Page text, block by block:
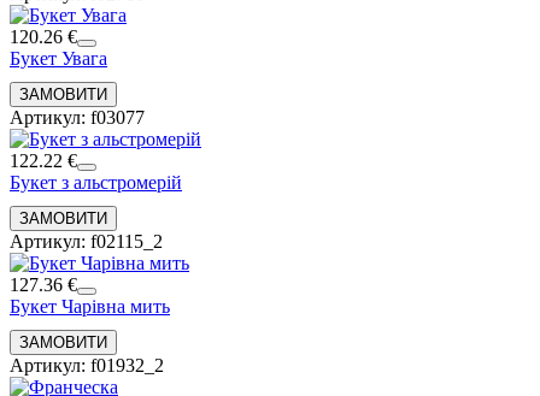
120.26 €
Букет Увага
Артикул: f03077
122.22 €
Букет з альстромерій
Артикул: f02115_2
127.36 €
Букет Чарівна мить
Артикул: f01932_2